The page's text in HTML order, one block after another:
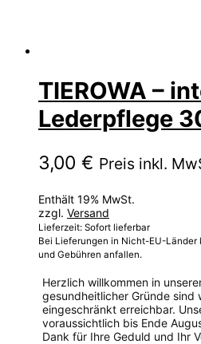
TIEROWA –
Lederpflege
3,00 € Preis inkl.
Enthält 19% MwSt.
zzgl. Versand
Lieferzeit: Sofort lieferbar
Bei Lieferungen in Nicht-EU-Länder
und Gebühren anfallen.
Herzlich willkommen in
gesundheitlicher Gründe sind
eingeschränkt erreichbar.
voraussichtlich bis Ende
Dank für Ihre Geduld und Ihr